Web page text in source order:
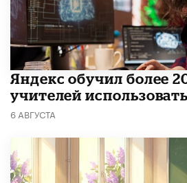
​Яндекс обучил более
учителей
6 АВГУСТА